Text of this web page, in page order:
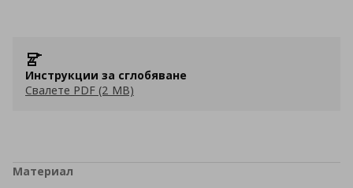
Инструкции за сглобяване
Свалете PDF (2 MB)
Материал